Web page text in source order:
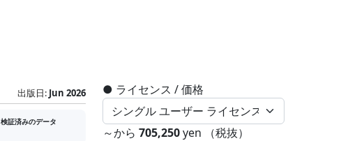
出版日: Jun 2026
検証済みのデータ
● ライセンス / 価格
～から 705,250yen （税抜）